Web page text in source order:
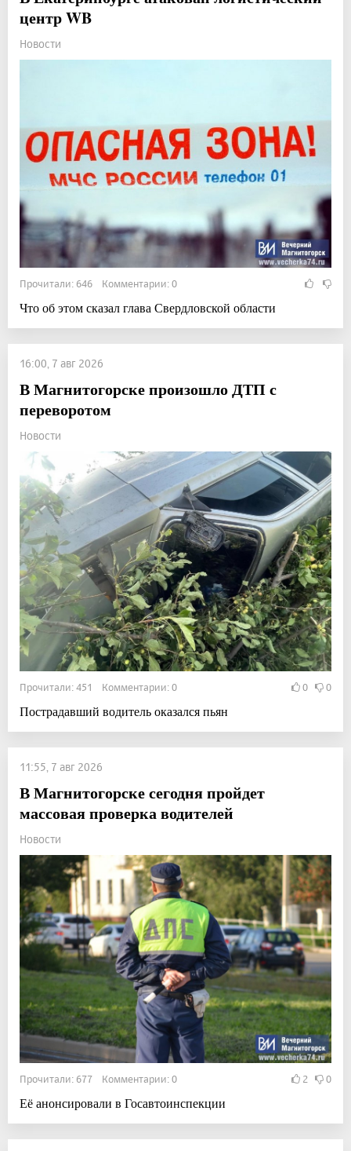
центр WB
Новости
Прочитали: 646 Комментарии: 0
Что об этом сказал глава Свердловской области
16:00, 7 авг 2026
В Магнитогорске произошло ДТП с
переворотом
Новости
Прочитали: 451 Комментарии: 0 0 0
Пострадавший водитель оказался пьян
11:55, 7 авг 2026
В Магнитогорске сегодня пройдет
массовая проверка водителей
Новости
Прочитали: 677 Комментарии: 0 2 0
Её анонсировали в Госавтоинспекции